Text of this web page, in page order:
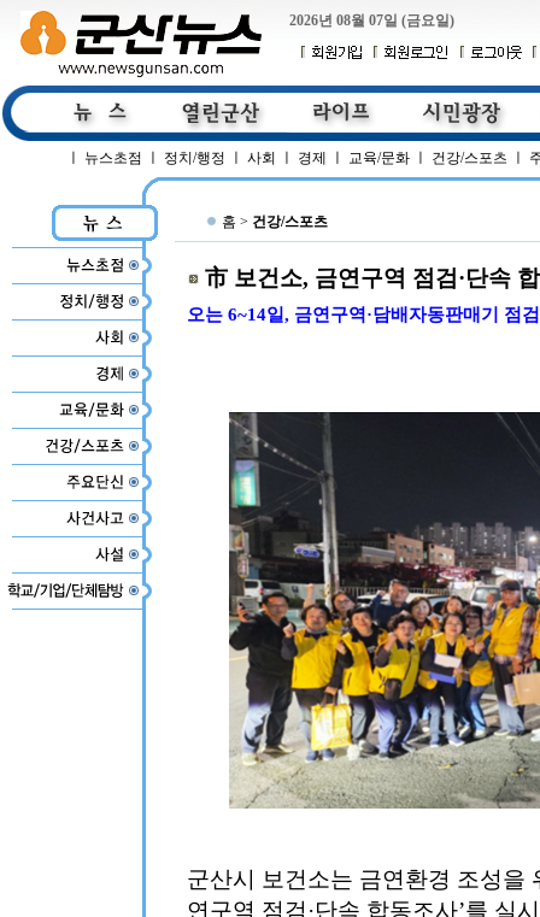
2026년 08월 07일 (금요일)
뉴스초점 정치/행정 사회 경제 교육/문화 건강/스포츠
홈 > 건강/스포츠
市 보건소, 금연구역 점검·단속
오는 6~14일, 금연구역·담배자동판매기 점
군산시 보건소는 금연환경 조성을
연구역 점검·단속 합동조사’를 실